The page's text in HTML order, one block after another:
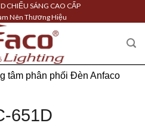
CHIẾU SÁNG CAO CẤP
Nên Thương Hiệu
tâm phân phối Đèn Anfaco
651D